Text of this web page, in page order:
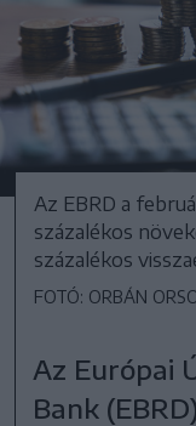
Az EBRD a
százalékos
százalékos
FOTÓ: ORBÁN
Az Európai
Bank